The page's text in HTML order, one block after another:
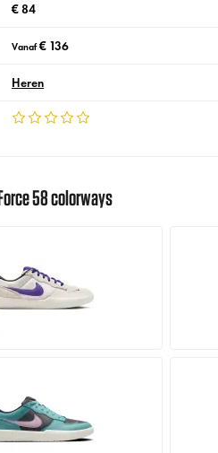
€ 84
Vanaf€ 136
Heren
58 colorways